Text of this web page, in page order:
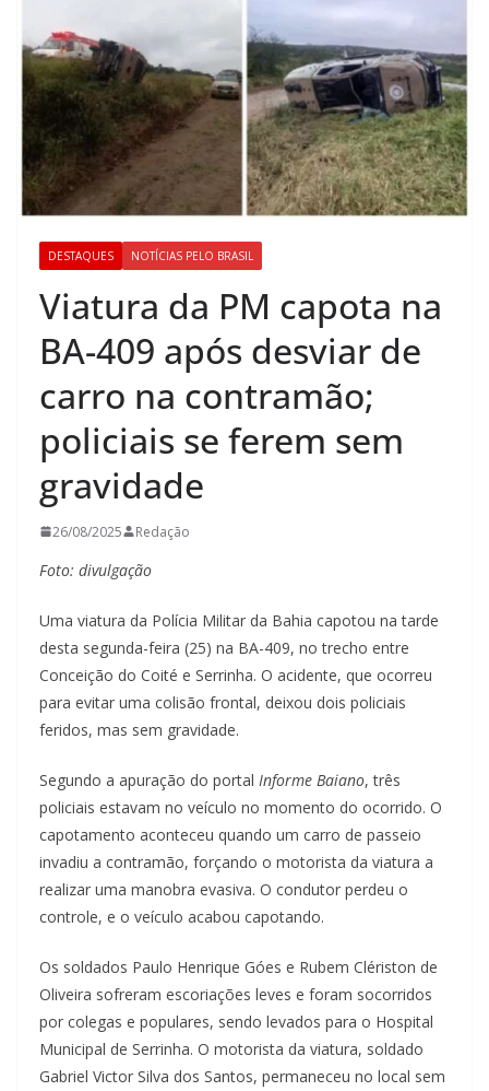
DESTAQUES NOTÍCIAS PELO BRASIL
Viatura da PM capota na
BA-409 após desviar de
carro na contramão;
policiais se ferem sem
gravidade
26/08/2025 Redação
Foto: divulgação
Uma viatura da Polícia Militar da Bahia capotou na tarde
desta segunda-feira (25) na BA-409, no trecho entre
Conceição do Coité e Serrinha. O acidente, que ocorreu
para evitar uma colisão frontal, deixou dois policiais
feridos, mas sem gravidade.
Segundo a apuração do portal Informe Baiano, três
policiais estavam no veículo no momento do ocorrido. O
capotamento aconteceu quando um carro de passeio
invadiu a contramão, forçando o motorista da viatura a
realizar uma manobra evasiva. O condutor perdeu o
controle, e o veículo acabou capotando.
Os soldados Paulo Henrique Góes e Rubem Clériston de
Oliveira sofreram escoriações leves e foram socorridos
por colegas e populares, sendo levados para o Hospital
Municipal de Serrinha. O motorista da viatura, soldado
Gabriel Victor Silva dos Santos, permaneceu no local sem